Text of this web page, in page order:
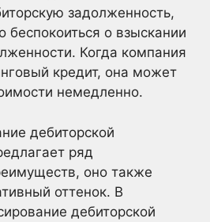
задолженность,
беспокоиться о взыскании
Когда компания
кредит, она может
немедленно.
дебиторской
ряд
оно также
оттенок. В
дебиторской